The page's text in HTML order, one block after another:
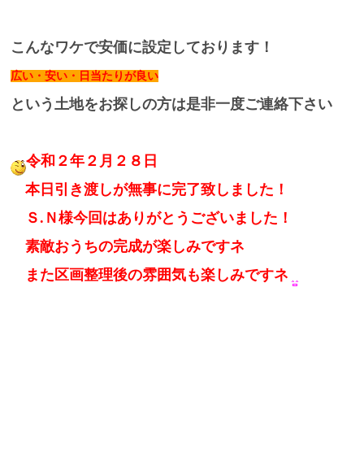
こんなワケで安価に設定しております！
広い・安い・日当たりが良い
という土地をお探しの方は是非一度ご連絡下さい
令和２年２月２８日
本日引き渡しが無事に完了致しました！
Ｓ.Ｎ様今回はありがとうございました！
素敵おうちの完成が楽しみですネ
また区画整理後の雰囲気も楽しみですネ